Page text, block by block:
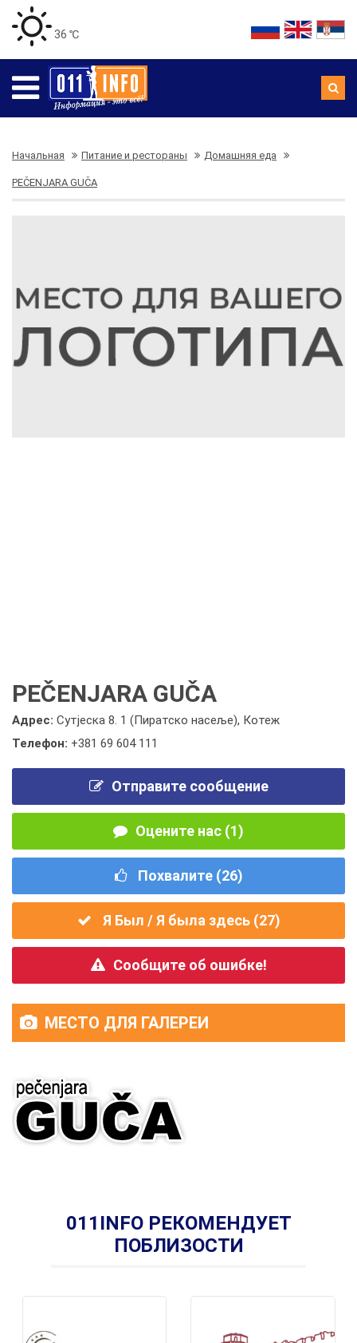
36 ℃
Начальная Питание и рестораны Домашняя еда
PEČENJARA GUČA
PEČENJARA GUČA
Адрес: Сутјеска 8. 1 (Пиратско насеље), Котеж
Телефон: +381 69 604 111
Отправите сообщение
Оцените нас (1)
Похвалите (26)
Я Был / Я была здесь (27)
Сообщите об ошибке!
МЕСТО ДЛЯ ГАЛЕРЕИ
011INFO РЕКОМЕНДУЕТ
ПОБЛИЗОСТИ